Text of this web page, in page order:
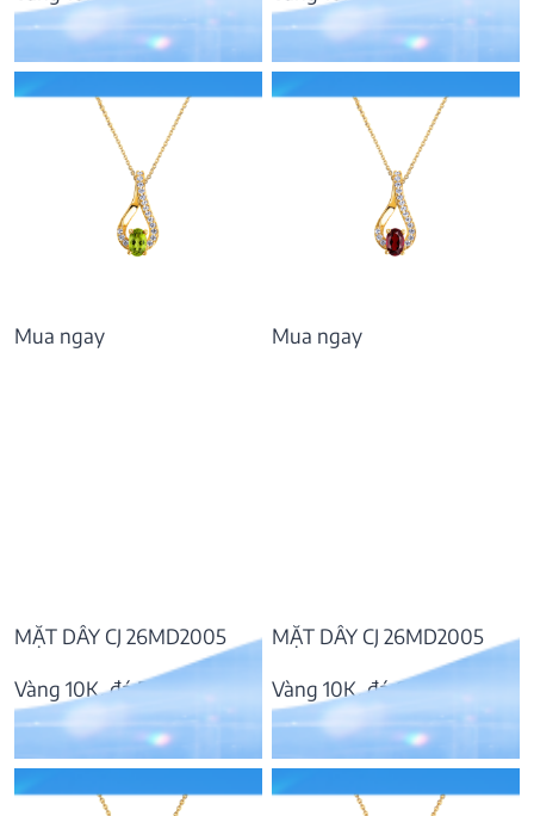
5.198.000₫ 5.335.000₫
Mua ngay
MẶT DÂY CJ 26MD2005
Vàng 10K, đá Peridot
3.621.000₫
Mua ngay
MẶT DÂY CJ 26MD2005
Vàng 10K, đá Garnet
3.765.000₫